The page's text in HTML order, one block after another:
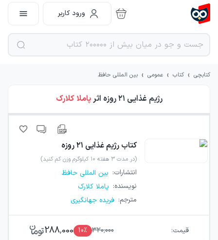
ورود کاربر
کتابچی › کتاب › عمومی › بین المللی حافظ
رژیم غذایی ۲۱ روزه اثرپاملا کلارک
کتاب رژیم غذایی ۲۱ روزه
(در مدت ۳ هفته ۱۰ کیلوگرم وزن کم کنید)
انتشارات: بین المللی حافظ
نویسنده: پاملا کلارک
مترجم: فریده جهانگیری
قیمت: 320,000
10٪ 288,000